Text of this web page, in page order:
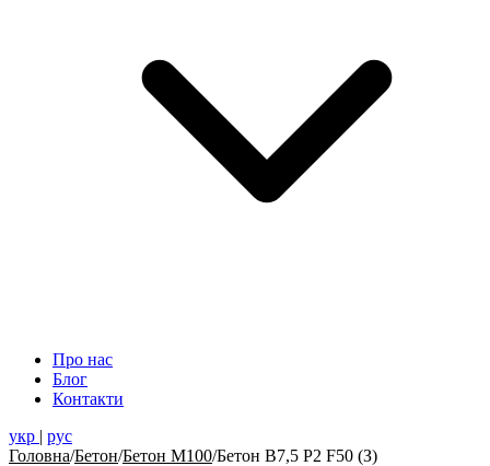
Про нас
Блог
Контакти
укр | рус
Головна/Бетон/Бетон М100/Бетон В7,5 Р2 F50 (З)